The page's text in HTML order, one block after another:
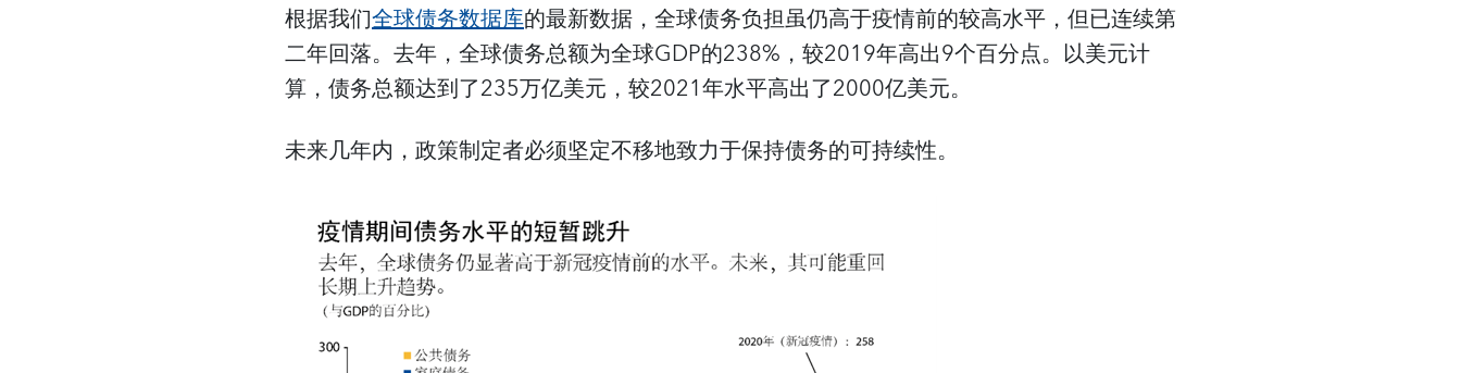
根据我们全球债务数据库的最新数据，全球债务负担虽仍高于疫情前的较高水平，但已连续第
二年回落。去年，全球债务总额为全球GDP的238%，较2019年高出9个百分点。以美元计
算，债务总额达到了235万亿美元，较2021年水平高出了2000亿美元。
未来几年内，政策制定者必须坚定不移地致力于保持债务的可持续性。